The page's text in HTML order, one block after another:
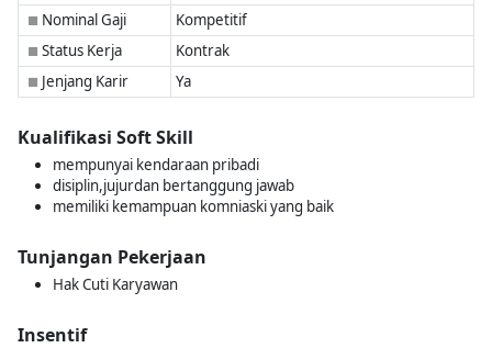
■ Nominal Gaji Kompetitif
■ Status Kerja Kontrak
■ Jenjang Karir Ya
Kualifikasi Soft Skill
mempunyai kendaraan pribadi
disiplin,jujurdan bertanggung jawab
memiliki kemampuan komniaski yang baik
Tunjangan Pekerjaan
Hak Cuti Karyawan
Insentif